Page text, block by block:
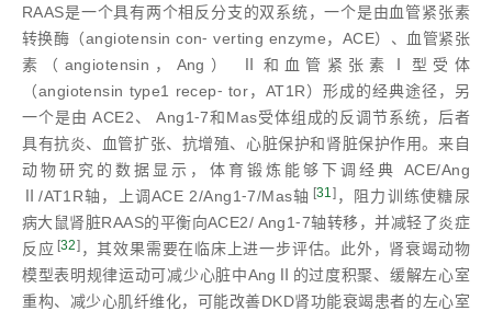
RAAS是一个具有两个相反分支的双系统，一个是由血管紧张素
转换酶（angiotensin con⁃ verting enzyme，ACE）、血管紧张
素（angiotensin，Ang） Ⅱ和血管紧张素Ⅰ型受体
（angiotensin type1 recep⁃ tor，AT1R）形成的经典途径，另
一个是由 ACE2、 Ang1⁃7和Mas受体组成的反调节系统，后者
具有抗炎、血管扩张、抗增殖、心脏保护和肾脏保护作用。来自
动物研究的数据显示，体育锻炼能够下调经典 ACE/Ang
Ⅱ/AT1R轴，上调ACE 2/Ang1⁃7/Mas轴 [31] ，阻力训练使糖尿
病大鼠肾脏RAAS的平衡向ACE2/ Ang1⁃7轴转移，并减轻了炎症
反应 [32] ，其效果需要在临床上进一步评估。此外，肾衰竭动物
模型表明规律运动可减少心脏中AngⅡ的过度积聚、缓解左心室
重构、减少心肌纤维化，可能改善DKD肾功能衰竭患者的左心室